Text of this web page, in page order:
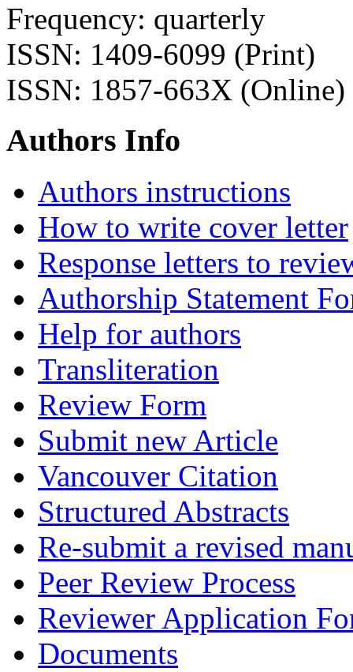
Frequency: quarterly
ISSN: 1409-6099 (Print)
ISSN: 1857-663X (Online)
Authors Info
Authors instructions
How to write cover letter
Response letters to
Authorship Statement
Help for authors
Transliteration
Review Form
Submit new Article
Vancouver Citation
Structured Abstracts
Re-submit a revised
Peer Review Process
Reviewer Application
Documents